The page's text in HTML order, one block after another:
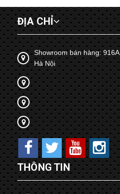
ĐỊA CHỈ
Showroom bán hàng:
Hà Nội
THÔNG TIN